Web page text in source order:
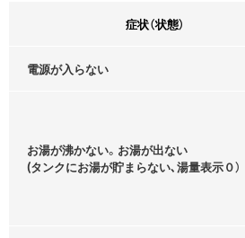
症状（状態）
電源が入らない
お湯が沸かない。お湯が出ない
(タンクにお湯が貯まらない､湯量表示０）